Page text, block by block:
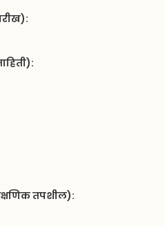
तपशील):